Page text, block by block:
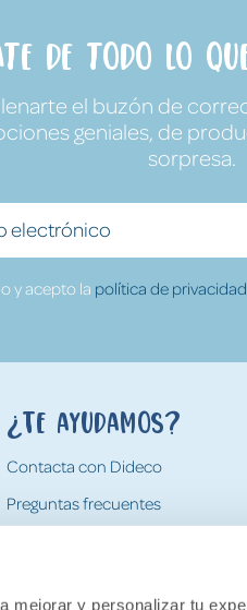
mejorar y personalizar tu
de todo lo
el buzón de
geniales, de
sorpresa.
y acepto la política de privacidad
¿Te ayudamos?
Contacta con Dideco
Preguntas frecuentes